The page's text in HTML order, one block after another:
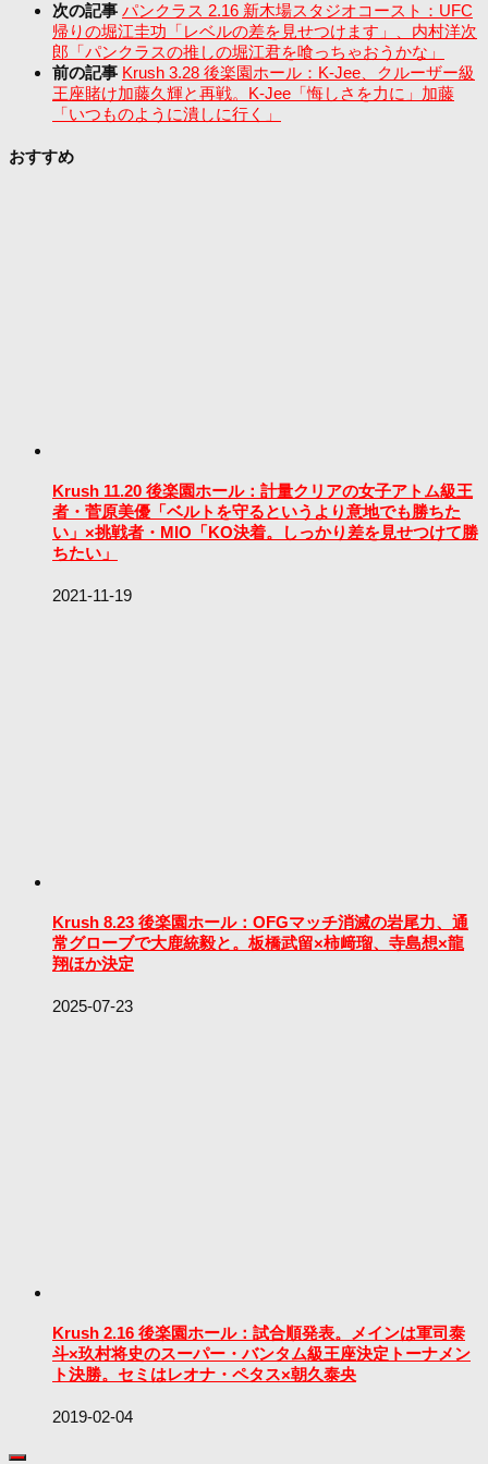
次の記事 パンクラス 2.16 新木場スタジオコースト：UFC
帰りの堀江圭功「レベルの差を見せつけます」、内村洋次
郎「パンクラスの推しの堀江君を喰っちゃおうかな」
前の記事 Krush 3.28 後楽園ホール：K-Jee、クルーザー級
王座賭け加藤久輝と再戦。K-Jee「悔しさを力に」加藤
「いつものように潰しに行く」
おすすめ
Krush 11.20 後楽園ホール：計量クリアの女子アトム級王
者・菅原美優「ベルトを守るというより意地でも勝ちた
い」×挑戦者・MIO「KO決着。しっかり差を見せつけて勝
ちたい」
2021-11-19
Krush 8.23 後楽園ホール：OFGマッチ消滅の岩尾力、通
常グローブで大鹿統毅と。板橋武留×柿﨑瑠、寺島想×龍
翔ほか決定
2025-07-23
Krush 2.16 後楽園ホール：試合順発表。メインは軍司泰
斗×玖村将史のスーパー・バンタム級王座決定トーナメン
ト決勝。セミはレオナ・ペタス×朝久泰央
2019-02-04